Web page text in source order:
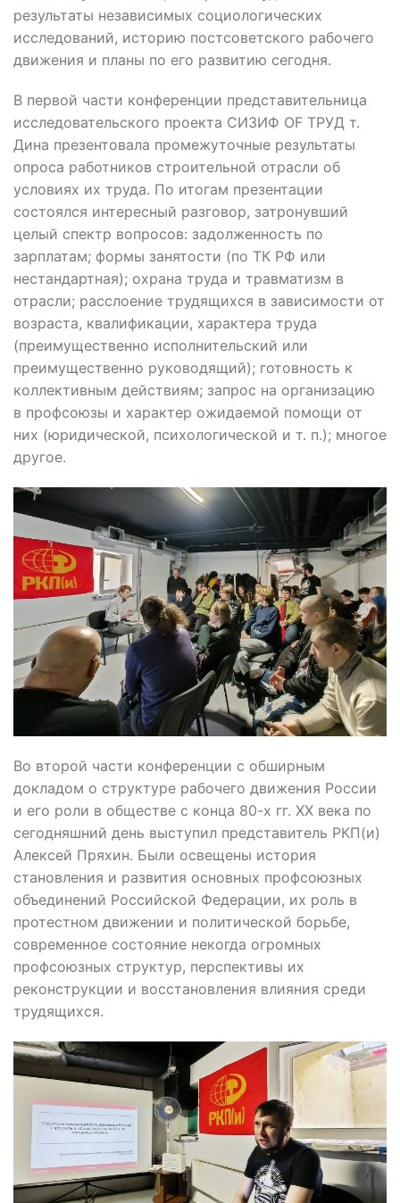
результаты независимых социологических
исследований, историю постсоветского рабочего
движения и планы по его развитию сегодня.
В первой части конференции представительница
исследовательского проекта СИЗИФ OF ТРУД т.
Дина презентовала промежуточные результаты
опроса работников строительной отрасли об
условиях их труда. По итогам презентации
состоялся интересный разговор, затронувший
целый спектр вопросов: задолженность по
зарплатам; формы занятости (по ТК РФ или
нестандартная); охрана труда и травматизм в
отрасли; расслоение трудящихся в зависимости от
возраста, квалификации, характера труда
(преимущественно исполнительский или
преимущественно руководящий); готовность к
коллективным действиям; запрос на организацию
в профсоюзы и характер ожидаемой помощи от
них (юридической, психологической и т. п.); многое
другое.
Во второй части конференции с обширным
докладом о структуре рабочего движения России
и его роли в обществе с конца 80-х гг. XX века по
сегодняшний день выступил представитель РКП(и)
Алексей Пряхин. Были освещены история
становления и развития основных профсоюзных
объединений Российской Федерации, их роль в
протестном движении и политической борьбе,
современное состояние некогда огромных
профсоюзных структур, перспективы их
реконструкции и восстановления влияния среди
трудящихся.